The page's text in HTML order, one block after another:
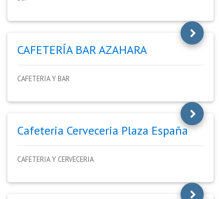
CAFETERÍA BAR AZAHARA
CAFETERIA Y BAR
Cafeteria Cerveceria Plaza España
CAFETERIA Y CERVECERIA